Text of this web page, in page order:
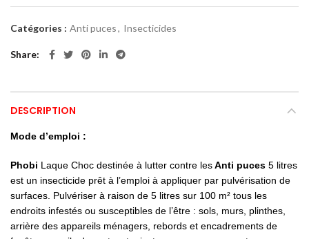
Catégories : Anti puces, Insecticides
Share
DESCRIPTION
Mode d’emploi :
Phobi Laque Choc destinée à lutter contre lesAnti puces 5 litres
est un insecticide prêt à l’emploi à appliquer par pulvérisation de
surfaces. Pulvériser à raison de 5 litres sur 100 m² tous les
endroits infestés ou susceptibles de l’être : sols, murs, plinthes,
arrière des appareils ménagers, rebords et encadrements de